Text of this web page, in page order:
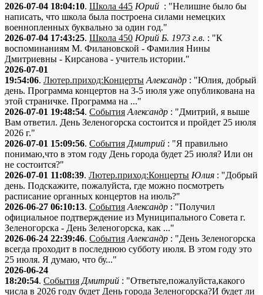
2026-07-04 18:04:10. Школа 445 Юрий : "Нелишне было бы
написать, что школа была построена силами немецких
военнопленных буквально за один год."
2026-07-04 17:43:25. Школа 450 Юрий Б. 1973 г.в. : "К
воспоминаниям М. Филановской - Фамилия Нины
Дмитриевны - Кирсанова - учитель истории."
2026-07-01
19:54:06. Лютер.приход:Концерты Александр : "Юлия, добрый
день. Программа концертов на 3-5 июля уже опубликована на
этой страничке. Программа на ..."
2026-07-01 19:48:54. События Александр : "Дмитрий, я выше
Вам ответил. День Зеленогорска состоится и пройдет 25 июля
2026 г."
2026-07-01 15:09:56. События Дмитрий : "Я правильно
понимаю,что в этом году День города будет 25 июля? Или он
не состоится?"
2026-07-01 11:08:39. Лютер.приход:Концерты Юлия : "Добрый
день. Подскажите, пожалуйста, где можно посмотреть
расписание органных концертов на июль?"
2026-06-27 06:10:13. События Александр : "Получил
официальное подтверждение из Муниципального Совета г.
Зеленогорска - День Зеленогорска, как ..."
2026-06-24 22:39:46. События Александр : "День Зеленогорска
всегда проходит в последнюю субботу июля. В этом году это
25 июля. Я думаю, что бу..."
2026-06-24
18:20:54. События Дмитрий : "Ответьте,пожалуйста,какого
числа в 2026 году будет День города Зеленогорска?И будет ли